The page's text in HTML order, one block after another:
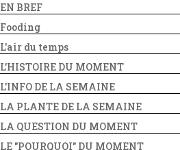
EN BREF
Fooding
L'air du temps
L'HISTOIRE DU MOMENT
L'INFO DE LA SEMAINE
LA PLANTE DE LA SEMAINE
LA QUESTION DU MOMENT
LE "POURQUOI" DU MOMENT